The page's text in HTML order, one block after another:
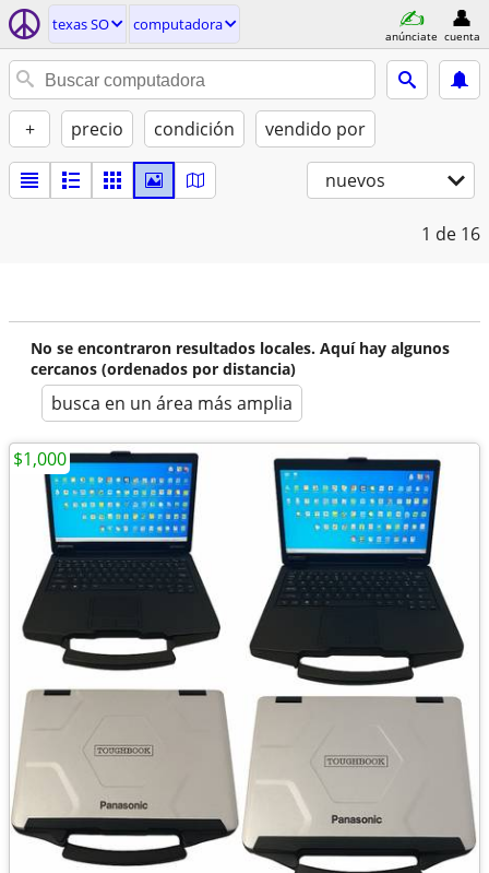
texas SO computadora
anúnciate cuenta
+ precio condición vendido por
nuevos
1 de 16
No se encontraron resultados locales. Aquí hay algunos
cercanos (ordenados por distancia)
busca en un área más amplia
$1,000